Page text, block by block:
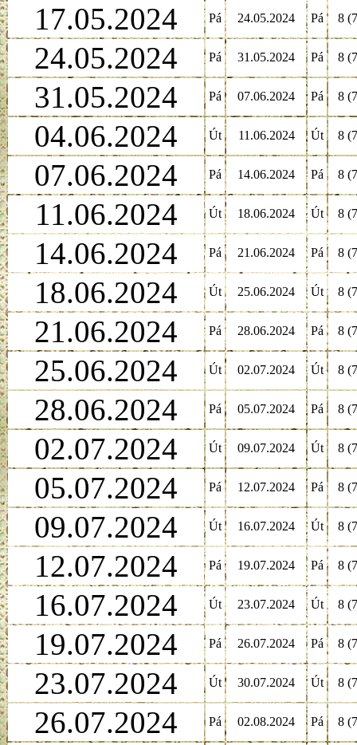
17.05.2024 Pá 24.05.2024 Pá 8
24.05.2024 Pá 31.05.2024 Pá 8
31.05.2024 Pá 07.06.2024 Pá 8
04.06.2024 Út 11.06.2024 Út 8
07.06.2024 Pá 14.06.2024 Pá 8
11.06.2024 Út 18.06.2024 Út 8
14.06.2024 Pá 21.06.2024 Pá 8
18.06.2024 Út 25.06.2024 Út 8
21.06.2024 Pá 28.06.2024 Pá 8
25.06.2024 Út 02.07.2024 Út 8
28.06.2024 Pá 05.07.2024 Pá 8
02.07.2024 Út 09.07.2024 Út 8
05.07.2024 Pá 12.07.2024 Pá 8
09.07.2024 Út 16.07.2024 Út 8
12.07.2024 Pá 19.07.2024 Pá 8
16.07.2024 Út 23.07.2024 Út 8
19.07.2024 Pá 26.07.2024 Pá 8
23.07.2024 Út 30.07.2024 Út 8
26.07.2024 Pá 02.08.2024 Pá 8